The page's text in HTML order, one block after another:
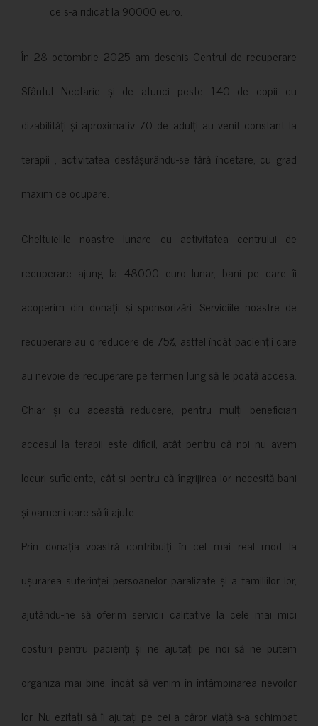
ce s-a ridicat la 90000 euro.
În 28 octombrie 2025 am deschis Centrul de recuperare
Sfântul Nectarie și de atunci peste 140 de copii cu
dizabilități și aproximativ 70 de adulți au venit constant la
terapii , activitatea desfășurându-se fără încetare, cu grad
maxim de ocupare.
Cheltuielile noastre lunare cu activitatea centrului de
recuperare ajung la 48000 euro lunar, bani pe care îi
acoperim din donații și sponsorizări. Serviciile noastre de
recuperare au o reducere de 75%, astfel încât pacienții care
au nevoie de recuperare pe termen lung să le poată accesa.
Chiar și cu această reducere, pentru mulți beneficiari
accesul la terapii este dificil, atât pentru că noi nu avem
locuri suficiente, cât și pentru că îngrijirea lor necesită bani
și oameni care să îi ajute.
Prin donația voastră contribuiți în cel mai real mod la
ușurarea suferinței persoanelor paralizate și a familiilor lor,
ajutându-ne să oferim servicii calitative la cele mai mici
costuri pentru pacienți și ne ajutați pe noi să ne putem
organiza mai bine, încât să venim în întâmpinarea nevoilor
lor. Nu ezitați să îi ajutați pe cei a căror viață s-a schimbat